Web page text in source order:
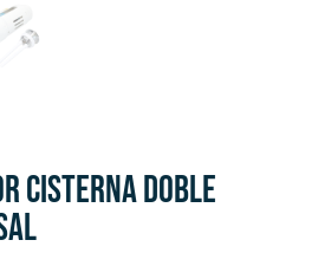
CISTERNA DOBLE